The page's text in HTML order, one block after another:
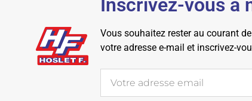
Inscrivez-vous à
Vous souhaitez rester au courant
votre adresse e-mail et inscrivez-